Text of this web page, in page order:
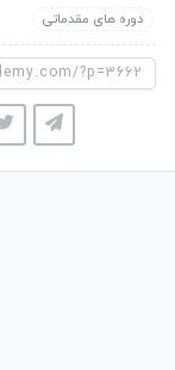
دوره های مقدماتی